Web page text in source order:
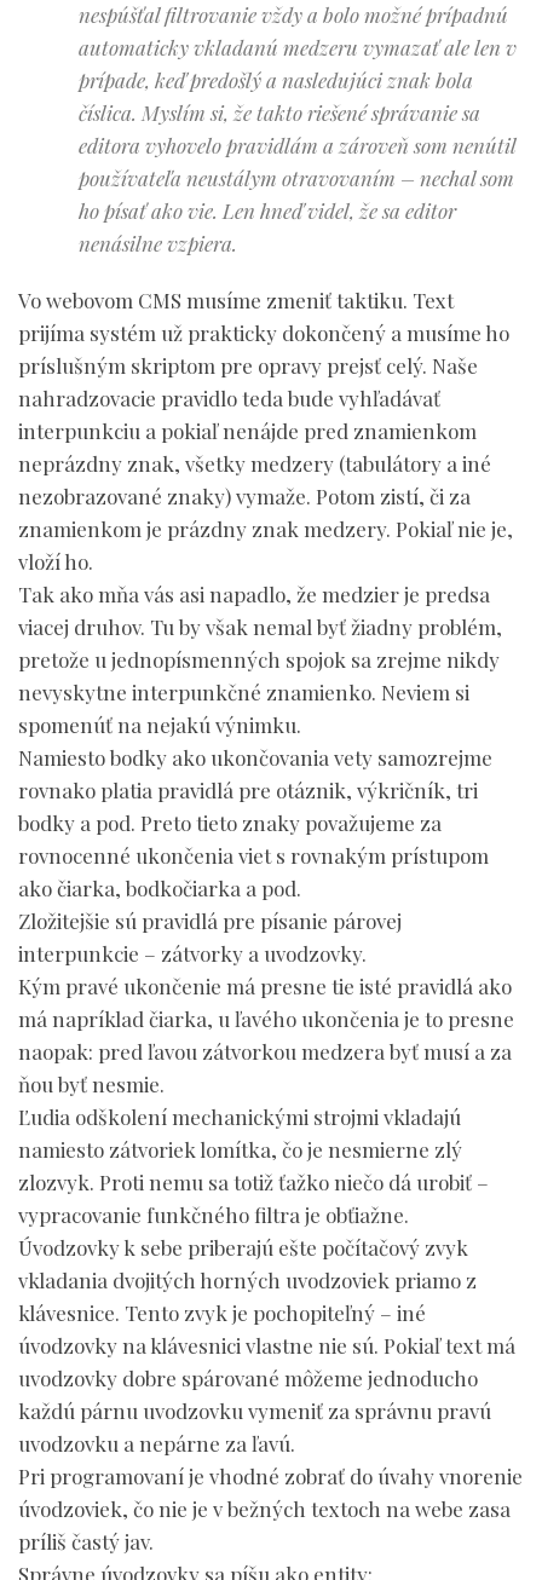
nespúšťal filtrovanie vždy a bolo možné prípadnú
automaticky vkladanú medzeru vymazať ale len v
prípade, keď predošlý a nasledujúci znak bola
číslica. Myslím si, že takto riešené správanie sa
editora vyhovelo pravidlám a zároveň som nenútil
používateľa neustálym otravovaním – nechal som
ho písať ako vie. Len hneď videl, že sa editor
nenásilne vzpiera.
Vo webovom CMS musíme zmeniť taktiku. Text
prijíma systém už prakticky dokončený a musíme ho
príslušným skriptom pre opravy prejsť celý. Naše
nahradzovacie pravidlo teda bude vyhľadávať
interpunkciu a pokiaľ nenájde pred znamienkom
neprázdny znak, všetky medzery (tabulátory a iné
nezobrazované znaky) vymaže. Potom zistí, či za
znamienkom je prázdny znak medzery. Pokiaľ nie je,
vloží ho.
Tak ako mňa vás asi napadlo, že medzier je predsa
viacej druhov. Tu by však nemal byť žiadny problém,
pretože u jednopísmenných spojok sa zrejme nikdy
nevyskytne interpunkčné znamienko. Neviem si
spomenúť na nejakú výnimku.
Namiesto bodky ako ukončovania vety samozrejme
rovnako platia pravidlá pre otáznik, výkričník, tri
bodky a pod. Preto tieto znaky považujeme za
rovnocenné ukončenia viet s rovnakým prístupom
ako čiarka, bodkočiarka a pod.
Zložitejšie sú pravidlá pre písanie párovej
interpunkcie – zátvorky a uvodzovky.
Kým pravé ukončenie má presne tie isté pravidlá ako
má napríklad čiarka, u ľavého ukončenia je to presne
naopak: pred ľavou zátvorkou medzera byť musí a za
ňou byť nesmie.
Ľudia odškolení mechanickými strojmi vkladajú
namiesto zátvoriek lomítka, čo je nesmierne zlý
zlozvyk. Proti nemu sa totiž ťažko niečo dá urobiť –
vypracovanie funkčného filtra je obťiažne.
Úvodzovky k sebe priberajú ešte počítačový zvyk
vkladania dvojitých horných uvodzoviek priamo z
klávesnice. Tento zvyk je pochopiteľný – iné
úvodzovky na klávesnici vlastne nie sú. Pokiaľ text má
uvodzovky dobre spárované môžeme jednoducho
každú párnu uvodzovku vymeniť za správnu pravú
uvodzovku a nepárne za ľavú.
Pri programovaní je vhodné zobrať do úvahy vnorenie
úvodzoviek, čo nie je v bežných textoch na webe zasa
príliš častý jav.
Správne úvodzovky sa píšu ako entity: